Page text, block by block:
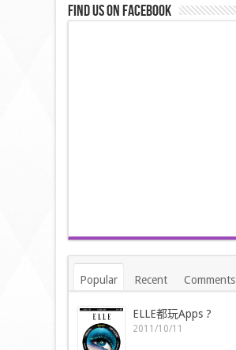
Find us on Facebook
Popular Recent Comments
ELLE都玩Apps ?
2011/10/11